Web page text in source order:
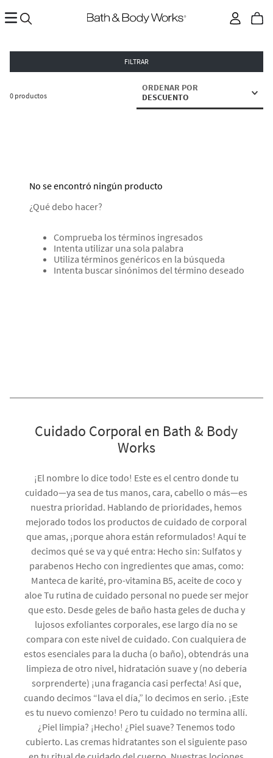
FILTRAR
0 productos
ORDENAR POR
DESCUENTO
No se encontró ningún producto
¿Qué debo hacer?
Comprueba los términos ingresados
Intenta utilizar una sola palabra
Utiliza términos genéricos en la búsqueda
Intenta buscar sinónimos del término deseado
Cuidado Corporal en Bath & Body
Works
¡El nombre lo dice todo! Este es el centro donde tu
cuidado—ya sea de tus manos, cara, cabello o más—es
nuestra prioridad. Hablando de prioridades, hemos
mejorado todos los productos de cuidado de corporal
que amas, ¡porque ahora están reformulados! Aquí te
decimos qué se va y qué entra: Hecho sin: Sulfatos y
parabenos Hecho con ingredientes que amas, como:
Manteca de karité, pro-vitamina B5, aceite de coco y
aloe Tu rutina de cuidado personal no puede ser mejor
que esto. Desde geles de baño hasta geles de ducha y
lujosos exfoliantes corporales, ese largo día no se
compara con este nivel de cuidado. Con cualquiera de
estos esenciales para la ducha (o baño), obtendrás una
limpieza de otro nivel, hidratación suave y (no debería
sorprenderte) ¡una fragancia casi perfecta! Así que,
cuando decimos “lava el día,” lo decimos en serio. ¡Este
es tu nuevo comienzo! Pero tu cuidado no termina allí.
¿Piel limpia? ¡Hecho! ¿Piel suave? Tenemos todo
cubierto. Las cremas hidratantes son el siguiente paso